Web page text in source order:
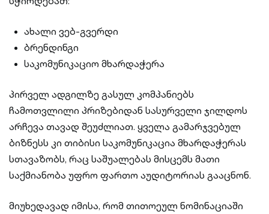
ახალი ვებ-გვერდი
ბრენდინგი
საკომუნიკაციო მხარდაჭერა
პირველ ადგილზე გასულ კომპანიებს
ჩამოთვლილი პრიზებიდან სასურველი ჯილდოს
არჩევა თავად შეუძლიათ. ყველა გამარჯვებულ
ბიზნესს კი თიბისი საკომუნიკაცია მხარდაჭერას
სთავაზობს, რაც საშუალებას მისცემს მათი
საქმიანობა უფრო ფართო აუდიტორიას გააცნონ.
მიუხედავად იმისა, რომ თითოეულ ნომინაციაში